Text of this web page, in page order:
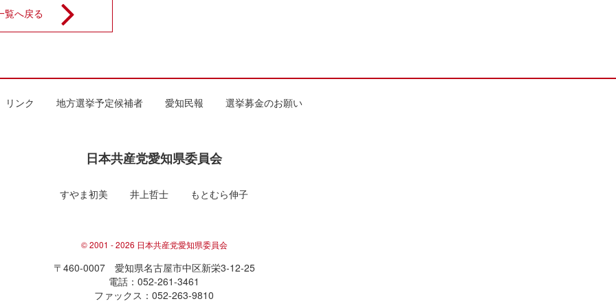
覧へ戻る
リンク 地方選挙予定候補者 愛知民報 選挙募金のお願い
日本共産党愛知県委員会
すやま初美 井上哲士 もとむら伸子
© 2001 - 2026 日本共産党愛知県委員会
〒460-0007 愛知県名古屋市中区新栄3-12-25
電話：052-261-3461
ファックス：052-263-9810